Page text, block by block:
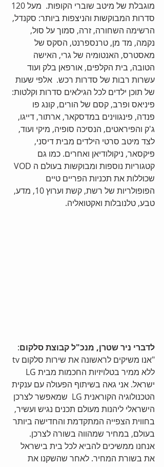
סדרות המבוקשות והניצפות ביותר: סקנדל,
הרשימה השחורה, זרה, סמוך על סול,
נקמה, מד מן, טרנספרנט, הסקס של
מאסטרס, האנטומיה של גרי, האישה
הטובה, בית הקלפים, אורפאן בלק ועוד
עשרות רבות של סדרות רכש.  אלפי שעות
של תוכן ילדים לכל הגילאים סדרות וקלטות:
פיניאס ופרב, קסם של הורים, קונג פו
פנדה, פינגווינים במדסקאר, ארתור, דייגו,
ג'ק והפיראטים, הנסיכה סופיה, מיקי ועוד,
לצד מיטב סרטי הילדים מבית דיסני,
פיקסאר, ניקולודיאן ואחרים. כמו גם
שכוללות את תכניות הפריים טיים
הפופולריות של רשת, קשת וערוץ 10, מדע,
טבע, טלנובלות ואקטואליה.
לדברי ניר שטרן, מנכ"ל קבוצת סלקום:
ישראל. אני גאה בשיתוף הפעולה עם ענקית
הטכנולוגיה הקוראנית LG  שמאפשר לצרכן
הישראלי ליהנות מעולם תכנים נגיש ועשיר,
בחווית הצפייה המתקדמת והחדישה ביותר
בעולם, במחיר שמהווה בשורה לצרכן.
אנחנו ממשיכים להביא לכל בית בישראל
את בשורת המחיר. לאחר שהשקנו את